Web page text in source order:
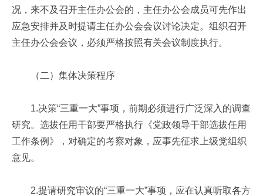
况，来不及召开主任办公会的，主任办公会成员可先作出
应急安排并及时提请主任办公会会议讨论决定。组织召开
主任办公会会议，必须严格按照有关会议制度执行。
（二）集体决策程序
1.决策“三重一大”事项，前期必须进行广泛深入的调查
研究。选拔任用干部要严格执行《党政领导干部选拔任用
工作条例》，对确定的考察对象，应事先征求上级党组织
意见。
2.提请研究审议的“三重一大”事项，应在认真听取各方